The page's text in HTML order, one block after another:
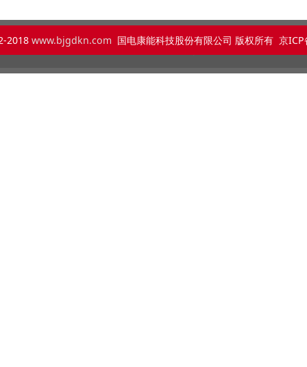
2018 www.bjgdkn.com 国电康能科技股份有限公司 版权所有 京
京ICP备15064804号-2